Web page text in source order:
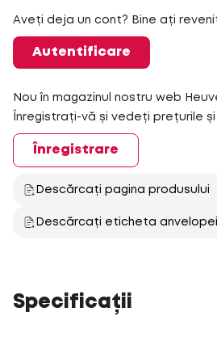
Aveți deja un cont? Bine ați
Autentificare
Nou în magazinul nostru web
Înregistrați-vă și vedeți prețurile
Înregistrare
Descărcați pagina produsului
Descărcați eticheta anvelopei
Specificații